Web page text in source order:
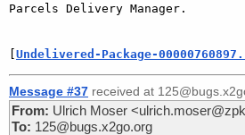
Parcels Delivery Manager.
Undelivered-Package-
Message #37 received at
From: Ulrich Moser
To: 125@bugs.x2go.org